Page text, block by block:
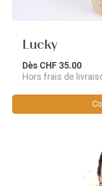
Lucky
Dès CHF 35.00
Hors frais de